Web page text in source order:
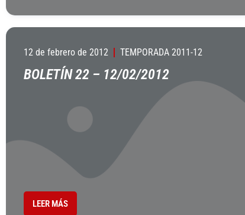
12 de febrero de 2012 TEMPORADA 2011-12
BOLETÍN 22 – 12/02/2012
LEER MÁS